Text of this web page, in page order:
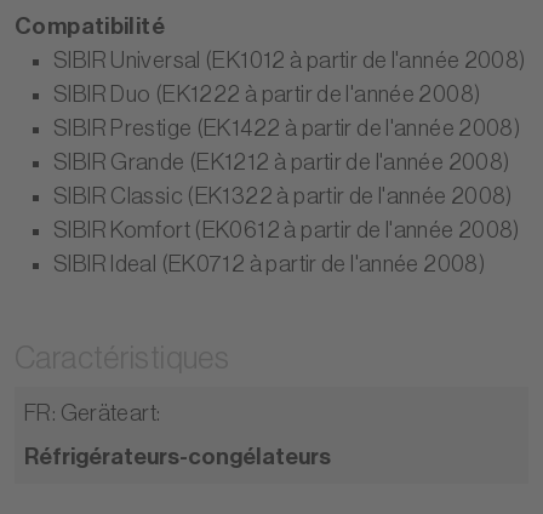
Compatibilité
SIBIR Universal (EK1012 à partir de l'année 2008)
SIBIR Duo (EK1222 à partir de l'année 2008)
SIBIR Prestige (EK1422 à partir de l'année 2008)
SIBIR Grande (EK1212 à partir de l'année 2008)
SIBIR Classic (EK1322 à partir de l'année 2008)
SIBIR Komfort (EK0612 à partir de l'année 2008)
SIBIR Ideal (EK0712 à partir de l'année 2008)
FR: Geräteart:
Réfrigérateurs-congélateurs